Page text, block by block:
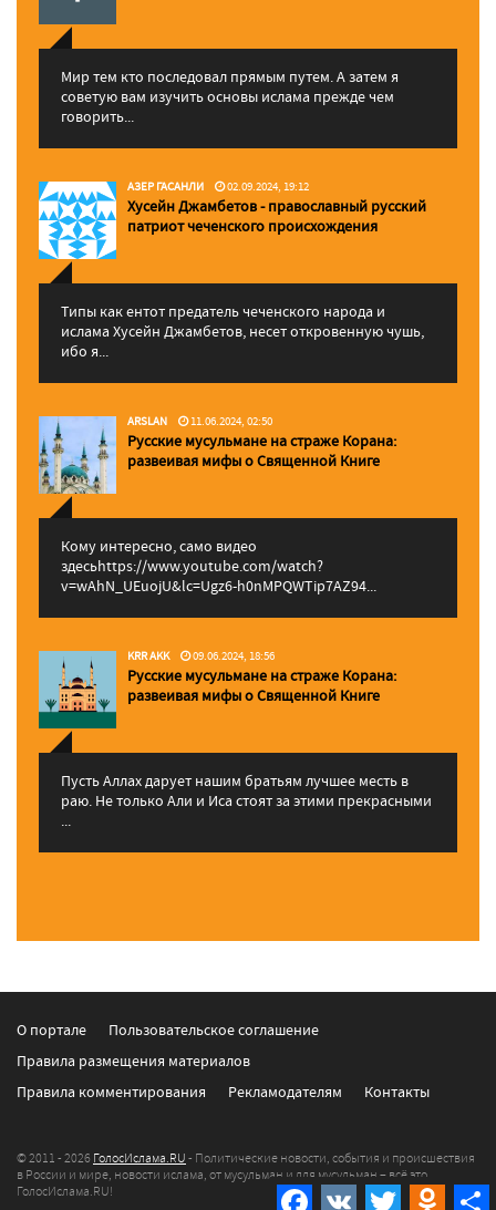
Мир тем кто последовал прямым путем. А затем я
советую вам изучить основы ислама прежде чем
говорить...
АЗЕР ГАСАНЛИ 02.09.2024, 19:12
Хусейн Джамбетов - православный русский
патриот чеченского происхождения
Типы как ентот предатель чеченского народа и
ислама Хусейн Джамбетов, несет откровенную чушь,
ибо я...
ARSLAN 11.06.2024, 02:50
Русские мусульмане на страже Корана:
pазвеивая мифы о Священной Книге
Кому интересно, само видео
здесьhttps://www.youtube.com/watch?
v=wAhN_UEuojU&lc=Ugz6-h0nMPQWTip7AZ94...
KRR AKK 09.06.2024, 18:56
Русские мусульмане на страже Корана:
pазвеивая мифы о Священной Книге
Пусть Аллах дарует нашим братьям лучшее месть в
раю. Не только Али и Иса стоят за этими прекрасными
...
Facebook
VK Twitter
О портале
Пользовательское соглашение
Правила размещения материалов
Правила комментирования
Рекламодателям Контакты
© 2011 - 2026 ГолосИслама.RU - Политические новости, события и происшествия
в России и мире, новости ислама, от мусульман и для мусульман – всё это
ГолосИслама.RU!